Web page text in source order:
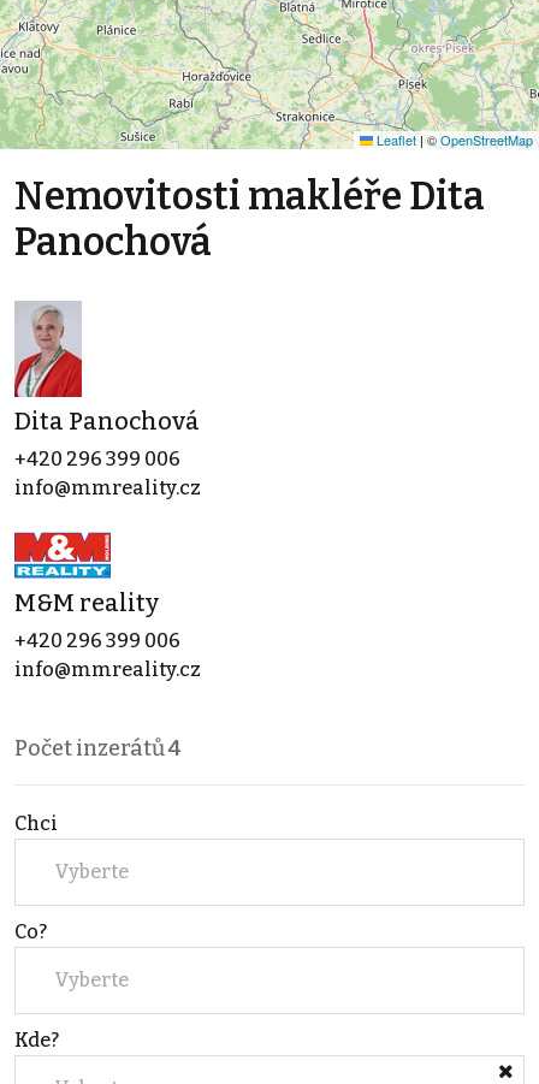
Leaflet | ©OpenStreetMap
Nemovitosti makléře Dita
Panochová
Dita Panochová
+420 296 399 006
info@mmreality.cz
M&M reality
+420 296 399 006
info@mmreality.cz
Počet inzerátů4
Chci
Vyberte
Co?
Vyberte
Kde?